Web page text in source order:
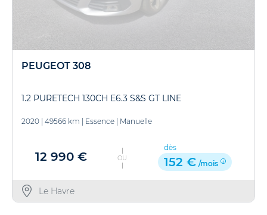
PEUGEOT 308
1.2 PURETECH 130CH E6.3 S&S GT LINE
2020 | 49566 km | Essence | Manuelle
12 990 € OU
dès
152 € /mois
Le Havre